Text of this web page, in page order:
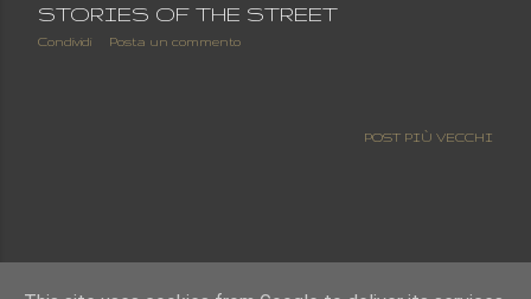
STORIES OF THE STREET
Condividi Posta un commento
POST PIÙ VECCHI